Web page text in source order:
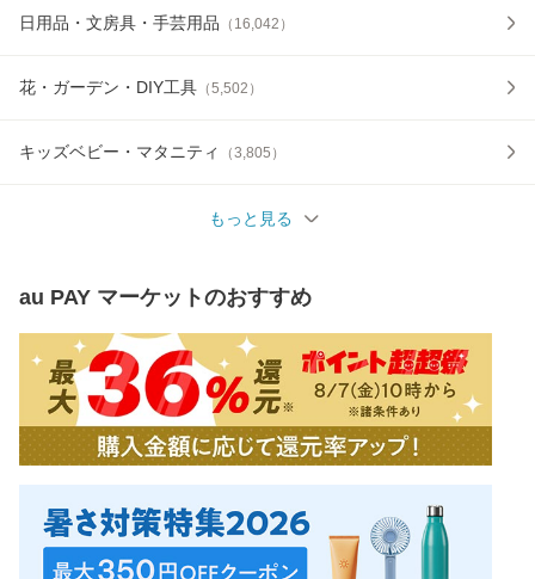
日用品・文房具・手芸用品 （ 16,042 ）
花・ガーデン・DIY工具 （5,502 ）
キッズベビー・マタニティ （3,805 ）
もっと見る
au PAY マーケットのおすすめ